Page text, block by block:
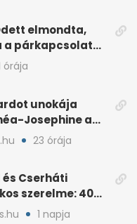
elmondta,
a párkapcsolatát
órája
unokája
Josephine a
hasonlít
23 órája
és Cserháti
szerelme: 40
ki 1 napja